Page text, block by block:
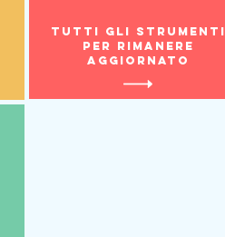
tutti gli strumenti
per rimanere
aggiornato